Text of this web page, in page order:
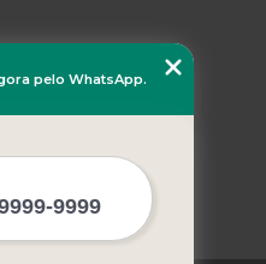
site
pelo WhatsApp.